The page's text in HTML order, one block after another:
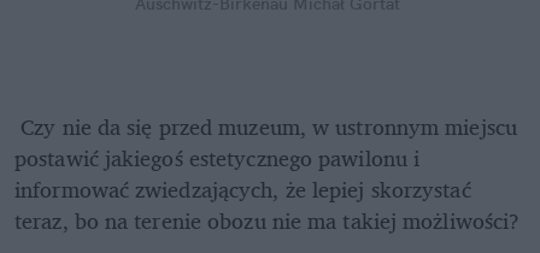
postawić jakiegoś estetycznego pawilonu i
informować zwiedzających, że lepiej skorzystać
teraz, bo na terenie obozu nie ma takiej możliwości?